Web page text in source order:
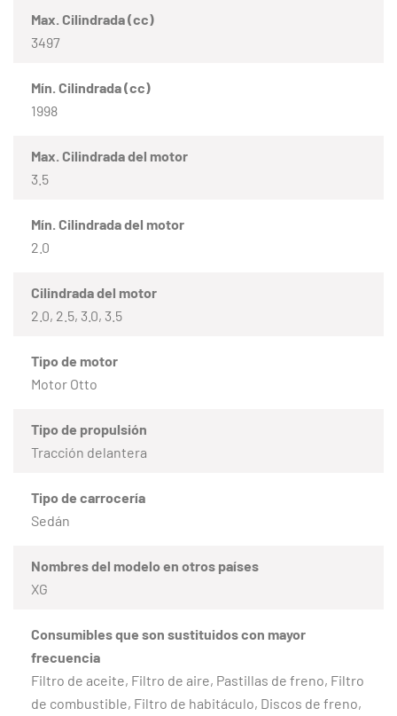
Max. Cilindrada (cc)
3497
Mín. Cilindrada (cc)
1998
Max. Cilindrada del motor
3.5
Mín. Cilindrada del motor
2.0
Cilindrada del motor
2.0, 2.5, 3.0, 3.5
Tipo de motor
Motor Otto
Tipo de propulsión
Tracción delantera
Tipo de carrocería
Sedán
Nombres del modelo en otros países
XG
Consumibles que son sustituidos con mayor
frecuencia
Filtro de aceite, Filtro de aire, Pastillas de freno, Filtro
de combustible, Filtro de habitáculo, Discos de freno,